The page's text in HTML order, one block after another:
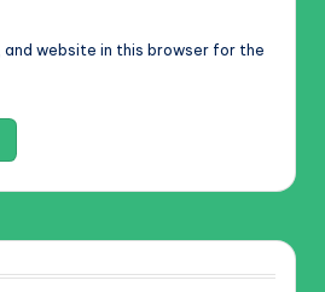
and website in this browser for the